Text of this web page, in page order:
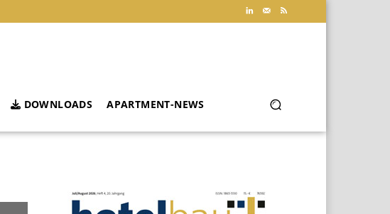
DOWNLOADS APARTMENT-NEWS